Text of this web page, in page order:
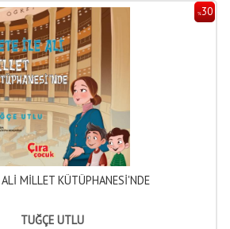
%30
MİLLET KÜTÜPHANESİ'NDE
TUĞÇE UTLU